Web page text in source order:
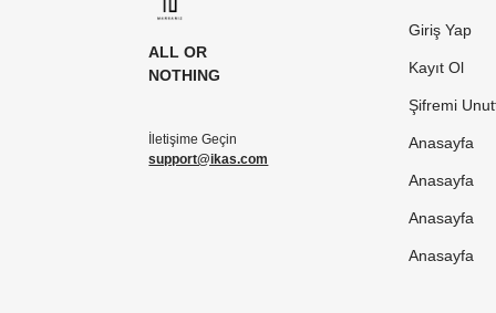
ALL OR
NOTHING
İletişime Geçin
support@ikas.com
Giriş Yap
Kayıt Ol
Şifremi
Anasayfa
Anasayfa
Anasayfa
Anasayfa